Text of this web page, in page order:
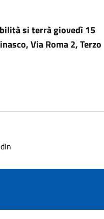
si terrà giovedì 15
Via Roma 2, Terzo